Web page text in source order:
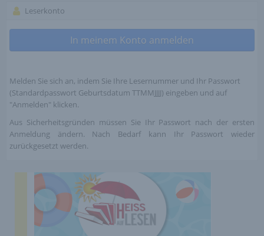
Leserkonto
In meinem Konto anmelden
Melden Sie sich an, indem Sie Ihre Lesernummer und Ihr Passwort
(Standardpasswort Geburtsdatum TTMMJJJJ) eingeben und auf
"Anmelden" klicken.
Aus Sicherheitsgründen müssen Sie Ihr Passwort nach der ersten
Anmeldung ändern. Nach Bedarf kann Ihr Passwort wieder
zurückgesetzt werden.